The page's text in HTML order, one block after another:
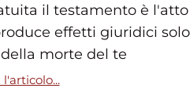
il testamento è l'atto
effetti giuridici solo
morte del te